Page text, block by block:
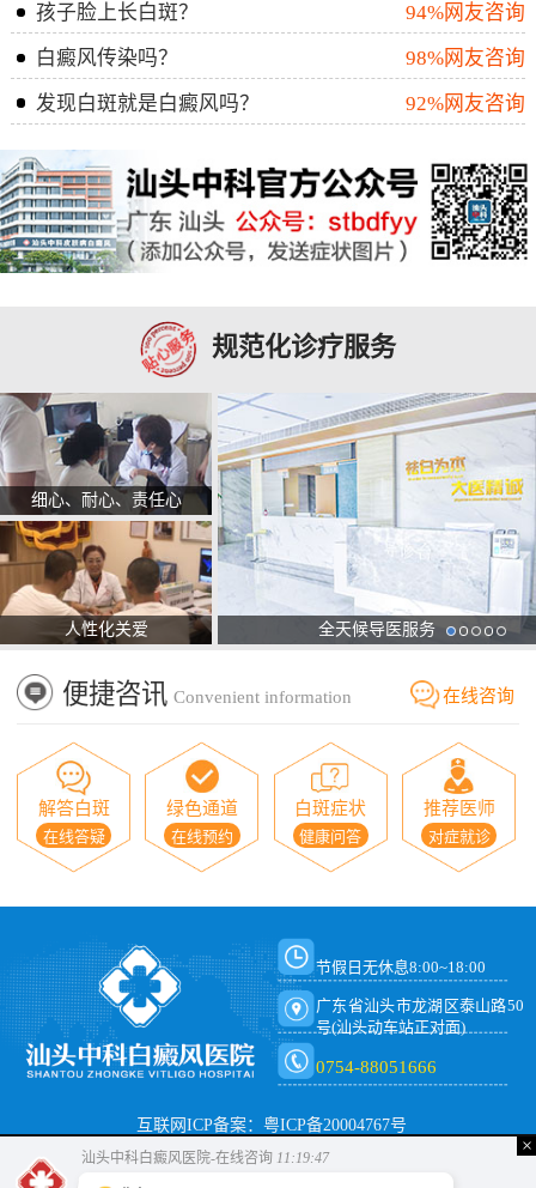
孩子脸上长白斑？
94%网友咨询
白癜风传染吗？
98%网友咨询
发现白斑就是白癜风吗？
92%网友咨询
规范化诊疗服务
细心、耐心、责任心
人性化关爱 全天候导医服务
便捷咨讯 Convenient information 在线咨询
解答白斑
在线答疑
绿色通道
在线预约
白斑症状
健康问答
推荐医师
对症就诊
节假日无休息8:00~18:00
广东省汕头市龙湖区泰山路50
号(汕头动车站正对面)
0754-88051666
互联网ICP备案：粤ICP备20004767号
×
汕头中科白癜风医院-在线咨询 11:19:47